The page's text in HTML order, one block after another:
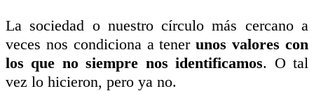
La sociedad o nuestro círculo más cercano a
veces nos condiciona a tenerunos valores con
los que no siempre nos identificamos. O tal
vez lo hicieron, pero ya no.